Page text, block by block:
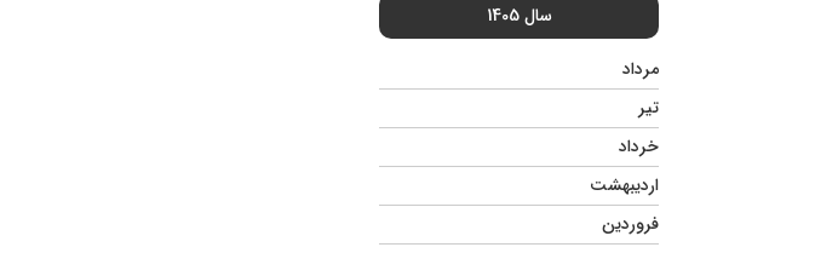
سال 1405
مرداد
تیر
خرداد
اردیبهشت
فروردین